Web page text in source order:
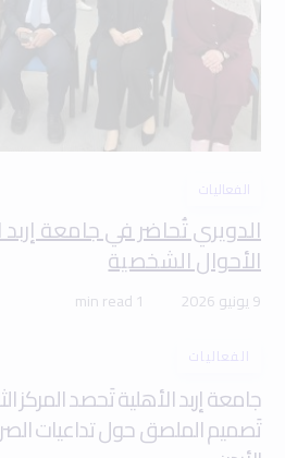
الفعاليات
الدويري تُحاضر في جامعة
الأحوال الشخصية
9 يونيو 2026 1 min read
الفعاليات
جامعة إربد الأهلية تَحصد المركز
تَصميم الملصق حول تداعيات